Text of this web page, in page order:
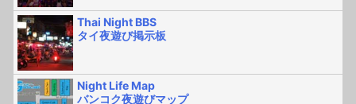
Thai Night BBS
タイ夜遊び掲示板
Night Life Map
バンコク夜遊びマップ